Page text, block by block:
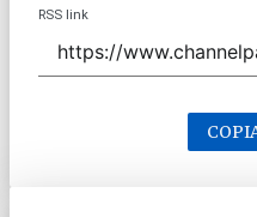
RSS link